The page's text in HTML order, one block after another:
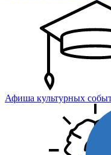
Афиша культурных